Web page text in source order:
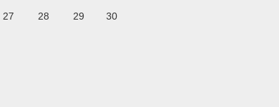
27 28 29 30